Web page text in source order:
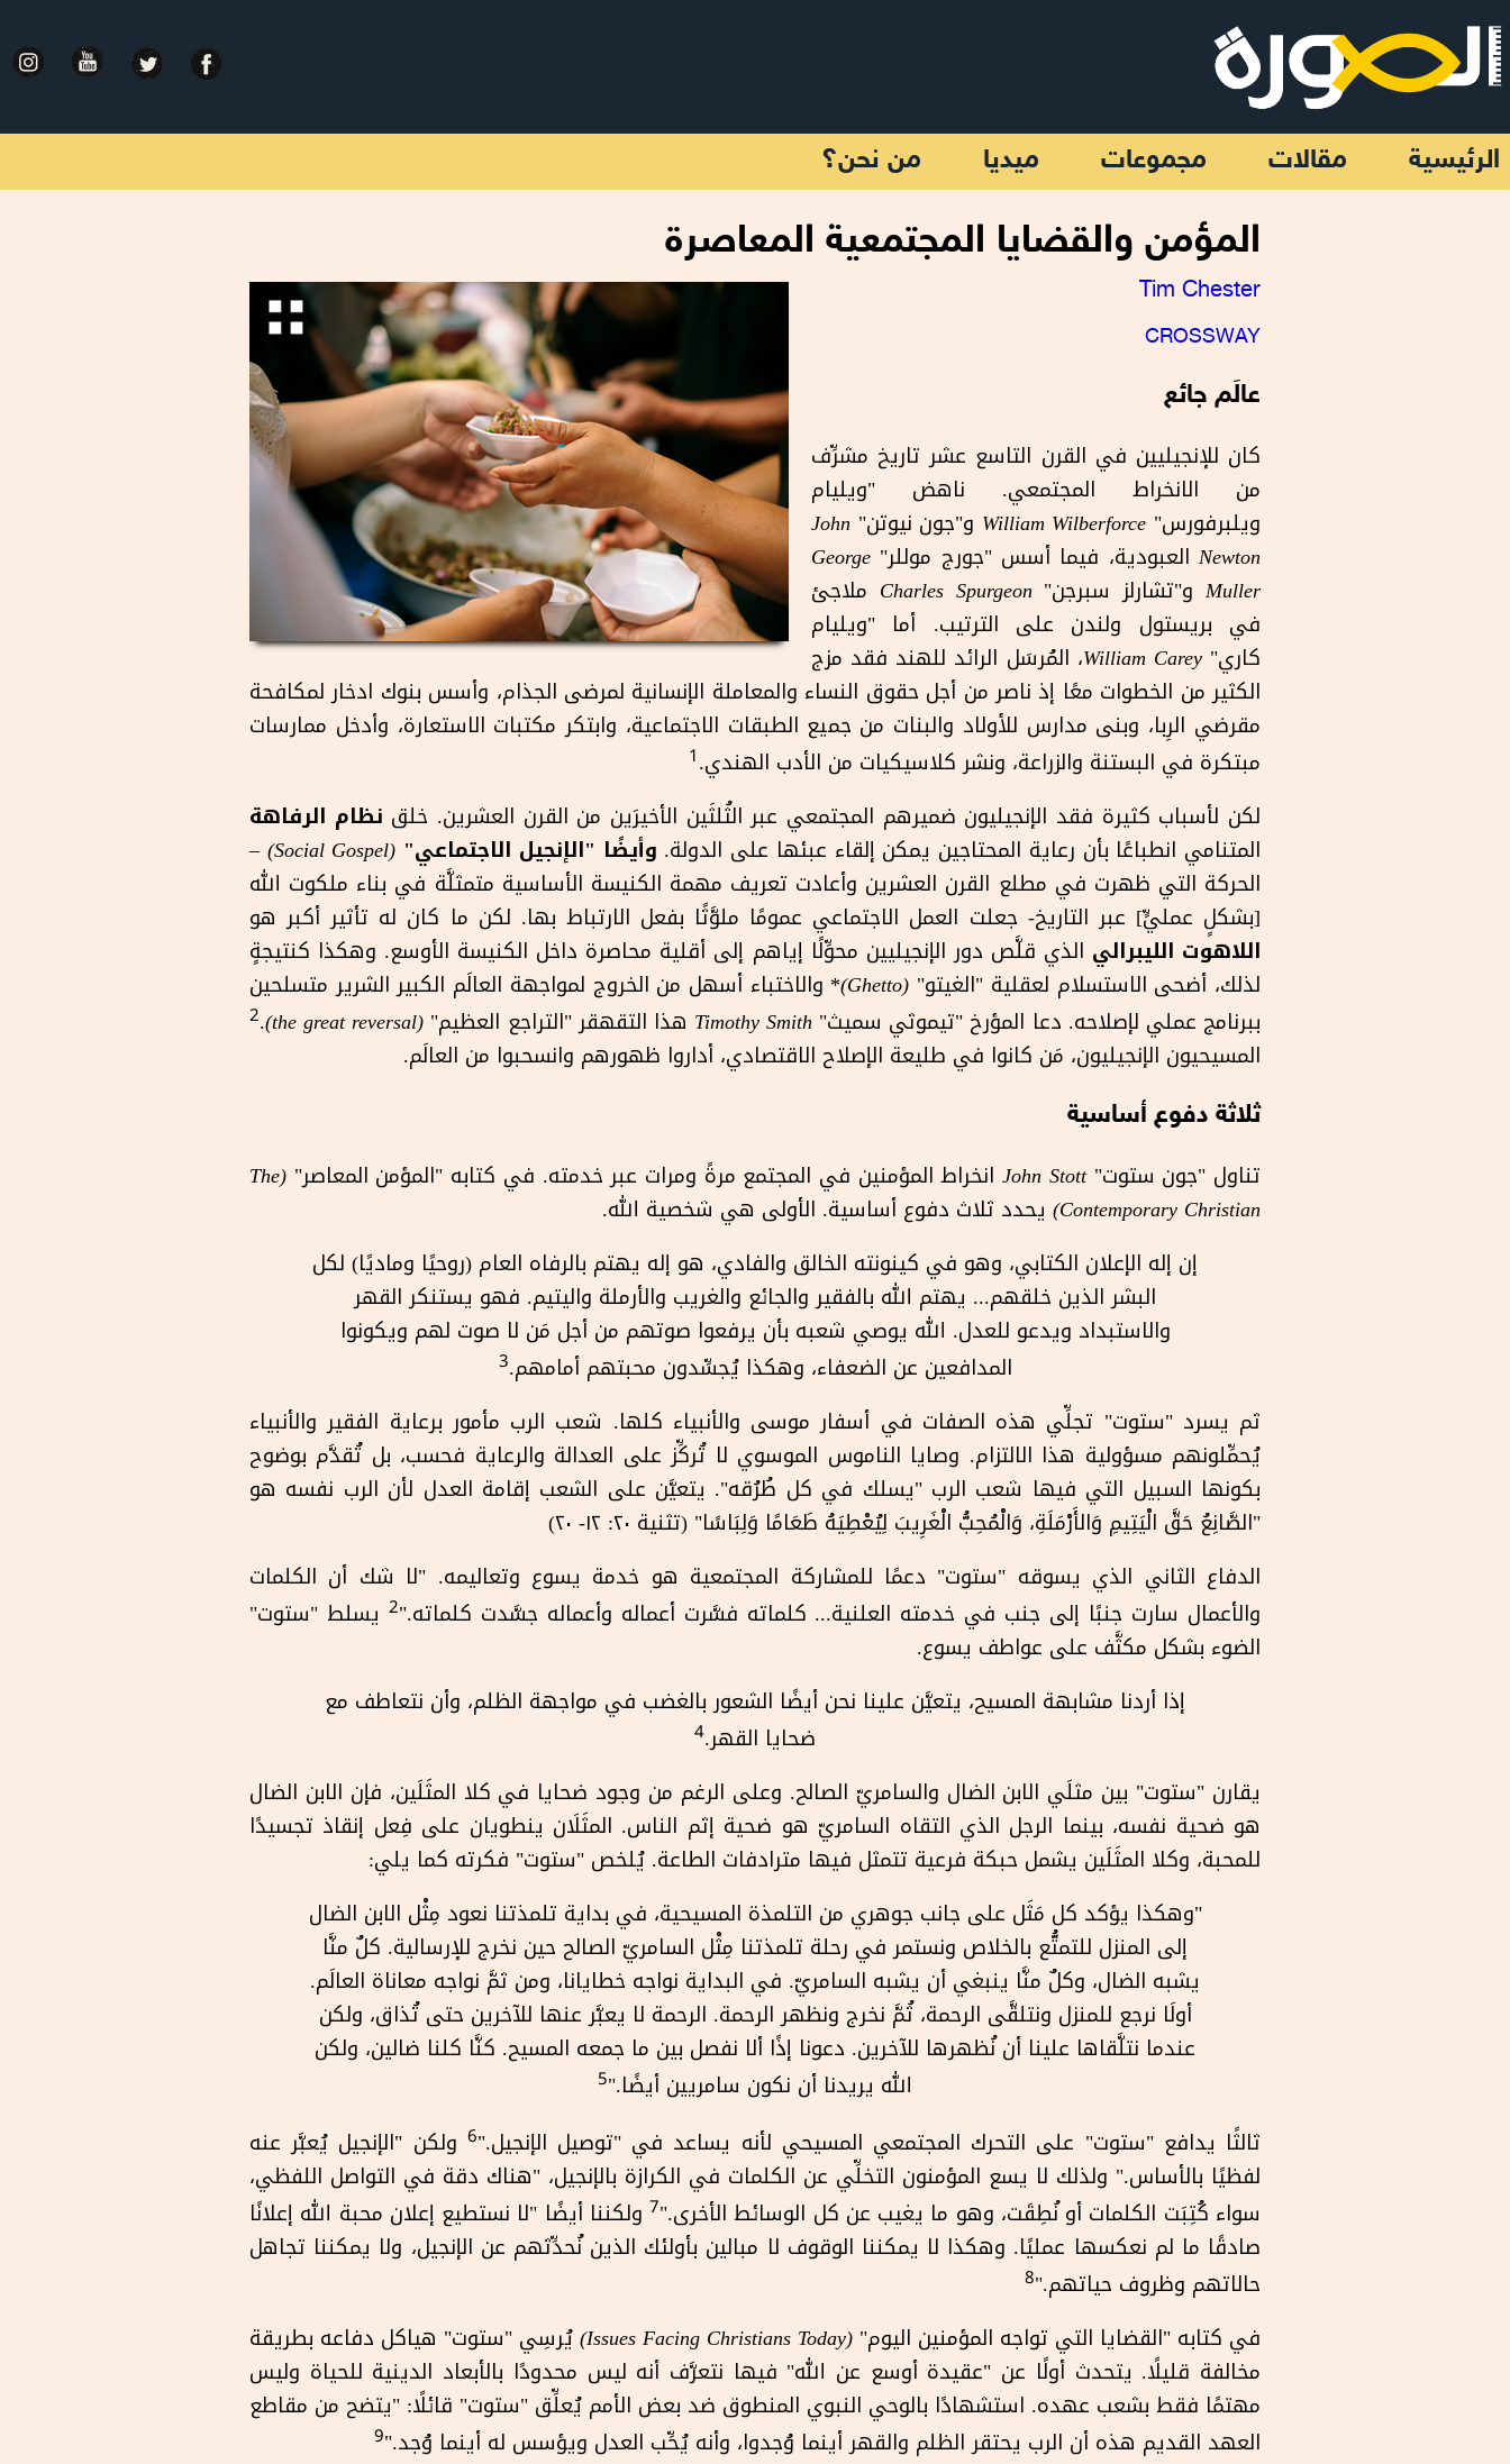
الرئيسية مقالات مجموعات ميديا من نحن؟
المؤمن والقضايا المجتمعية المعاصرة
Tim Chester
CROSSWAY
عالَم جائع
كان للإنجيليين في القرن التاسع عشر تاريخ مشرِّف
من الانخراط المجتمعي. ناهض "ويليام
ويلبرفورس" William Wilberforce و"جون نيوتن" John
Newton العبودية، فيما أسس "جورج موللر" George
Mullerو"تشارلز سبرجن" Charles Spurgeon ملاجئ
في بريستول ولندن على الترتيب. أما "ويليام
كاري"William Carey، المُرسَل الرائد للهند فقد مزج
الكثير من الخطوات معًا إذ ناصر من أجل حقوق النساء والمعاملة الإنسانية لمرضى الجذام، وأسس بنوك ادخار لمكافحة
مقرضي الرِبا، وبنى مدارس للأولاد والبنات من جميع الطبقات الاجتماعية، وابتكر مكتبات الاستعارة، وأدخل ممارسات
مبتكرة في البستنة والزراعة، ونشر كلاسيكيات من الأدب الهندي.1
لكن لأسباب كثيرة فقد الإنجيليون ضميرهم المجتمعي عبر الثُلثَين الأخيرَين من القرن العشرين. خلق نظام الرفاهة
المتنامي انطباعًا بأن رعاية المحتاجين يمكن إلقاء عبئها على الدولة. وأيضًا "الإنجيل الاجتماعي" (Social Gospel)
–
الحركة التي ظهرت في مطلع القرن العشرين وأعادت تعريف مهمة الكنيسة الأساسية متمثلَّة في بناء ملكوت الله
[بشكلٍ عمليٍّ] عبر التاريخ- جعلت العمل الاجتماعي عمومًا ملوَّثًا بفعل الارتباط بها. لكن ما كان له تأثير أكبر هو
اللاهوت الليبرالي الذي قلَّص دور الإنجيليين محوِّلًا إياهم إلى أقلية محاصرة داخل الكنيسة الأوسع. وهكذا كنتيجةٍ
لذلك، أضحى الاستسلام لعقلية "الغيتو" (Ghetto)
* والاختباء أسهل من الخروج لمواجهة العالَم الكبير الشرير متسلحين
ببرنامج عملي لإصلاحه. دعا المؤرخ "تيموثي سميث" Timothy Smith هذا التقهقر "التراجع العظيم" (the great reversal)
.
2
المسيحيون الإنجيليون، مَن كانوا في طليعة الإصلاح الاقتصادي، أداروا ظهورهم وانسحبوا من العالَم.
ثلاثة دفوع أساسية
تناول "جون ستوت"John Stottانخراط المؤمنين في المجتمع مرةً ومرات عبر خدمته. في كتابه "المؤمن المعاصر" (
The
Contemporary Christian
) يحدد ثلاث دفوع أساسية. الأولى هي شخصية الله.
إن إله الإعلان الكتابي، وهو في كينونته الخالق والفادي، هو إله يهتم بالرفاه العام (روحيًا وماديًا) لكل
البشر الذين خلقهم... يهتم الله بالفقير والجائع والغريب والأرملة واليتيم. فهو يستنكر القهر
والاستبداد ويدعو للعدل. الله يوصي شعبه بأن يرفعوا صوتهم من أجل مَن لا صوت لهم ويكونوا
المدافعين عن الضعفاء، وهكذا يُجسِّدون محبتهم أمامهم.3
ثم يسرد "ستوت" تجلِّي هذه الصفات في أسفار موسى والأنبياء كلها. شعب الرب مأمور برعاية الفقير والأنبياء
يُحمِّلونهم مسؤولية هذا الالتزام. وصايا الناموس الموسوي لا تُركِّز على العدالة والرعاية فحسب، بل تُقدَّم بوضوح
بكونها السبيل التي فيها شعب الرب "يسلك في كل طُرُقه". يتعيَّن على الشعب إقامة العدل لأن الرب نفسه هو
"الصَّانِعُ حَقَّ الْيَتِيمِ وَالأَرْمَلَةِ، وَالْمُحِبُّ الْغَرِيبَ لِيُعْطِيَهُ طَعَامًا وَلِبَاسًا" (تثنية ٢٠: ١٢- ٢٠)
الدفاع الثاني الذي يسوقه "ستوت" دعمًا للمشاركة المجتمعية هو خدمة يسوع وتعاليمه. "لا شك أن الكلمات
والأعمال سارت جنبًا إلى جنب في خدمته العلنية... كلماته فسَّرت أعماله وأعماله جسَّدت كلماته."2 يسلط "ستوت"
الضوء بشكل مكثَّف على عواطف يسوع.
إذا أردنا مشابهة المسيح، يتعيَّن علينا نحن أيضًا الشعور بالغضب في مواجهة الظلم، وأن نتعاطف مع
ضحايا القهر.4
يقارن "ستوت" بين مثلَي الابن الضال والسامريّ الصالح. وعلى الرغم من وجود ضحايا في كلا المثَلَين، فإن الابن الضال
هو ضحية نفسه، بينما الرجل الذي التقاه السامريّ هو ضحية إثم الناس. المثَلَان ينطويان على فِعل إنقاذ تجسيدًا
للمحبة، وكلا المثَلَين يشمل حبكة فرعية تتمثل فيها مترادفات الطاعة. يُلخص "ستوت" فكرته كما يلي:
"وهكذا يؤكد كل مَثَل على جانب جوهري من التلمذة المسيحية، في بداية تلمذتنا نعود مِثْل الابن الضال
إلى المنزل للتمتُّع بالخلاص ونستمر في رحلة تلمذتنا مِثْل السامريّ الصالح حين نخرج للإرسالية. كلٌ منَّا
يشبه الضال، وكلٌ منَّا ينبغي أن يشبه السامريّ. في البداية نواجه خطايانا، ومن ثمَّ نواجه معاناة العالَم.
أولَا نرجع للمنزل ونتلقَّى الرحمة، ثُمَّ نخرج ونظهر الرحمة. الرحمة لا يعبَّر عنها للآخرين حتى تُذاق، ولكن
عندما نتلَّقاها علينا أن نُظهرها للآخرين. دعونا إذًا ألا نفصل بين ما جمعه المسيح. كنَّا كلنا ضالين، ولكن
الله يريدنا أن نكون سامريين أيضًا."5
ثالثًا يدافع "ستوت" على التحرك المجتمعي المسيحي لأنه يساعد في "توصيل الإنجيل."6 ولكن "الإنجيل يُعبَّر عنه
لفظيًا بالأساس." ولذلك لا يسع المؤمنون التخلِّي عن الكلمات في الكرازة بالإنجيل، "هناك دقة في التواصل اللفظي،
سواء كُتِبَت الكلمات أو نُطِقَت، وهو ما يغيب عن كل الوسائط الأخرى."7ولكننا أيضًا "لا نستطيع إعلان محبة الله إعلانًا
صادقًا ما لم نعكسها عمليًا. وهكذا لا يمكننا الوقوف لا مبالين بأولئك الذين نُحدِّثهم عن الإنجيل، ولا يمكننا تجاهل
حالاتهم وظروف حياتهم."8
في كتابه "القضايا التي تواجه المؤمنين اليوم" (
Issues Facing Christians Today
)يُرسِي "ستوت" هياكل دفاعه بطريقة
مخالفة قليلًا. يتحدث أولًا عن "عقيدة أوسع عن الله" فيها نتعرَّف أنه ليس محدودًا بالأبعاد الدينية للحياة وليس
مهتمًا فقط بشعب عهده. استشهادًا بالوحي النبوي المنطوق ضد بعض الأمم يُعلِّق "ستوت" قائلًا: "يتضح من مقاطع
العهد القديم هذه أن الرب يحتقر الظلم والقهر أينما وُجدوا، وأنه يُحِّب العدل ويؤسس له أينما وُجد."9